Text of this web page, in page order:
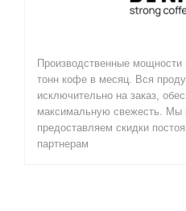
Производственные мощности
тонн кофе в месяц. Вся
исключительно на заказ,
максимальную свежесть. Мы
предоставляем скидки
партнерам